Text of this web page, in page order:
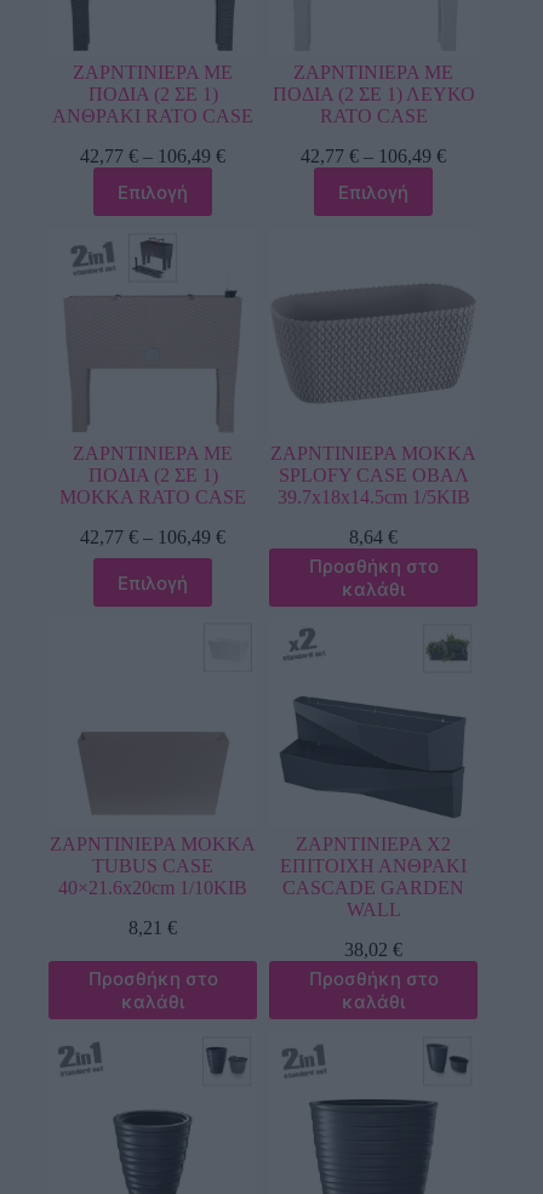
ΖΑΡΝΤΙΝΙΕΡΑ ΜΕ
ΠΟΔΙΑ (2 ΣΕ 1)
ΑΝΘΡΑΚΙ RATO CASE
42,77€ – 106,49€
Επιλογή
ΖΑΡΝΤΙΝΙΕΡΑ ΜΕ
ΠΟΔΙΑ (2 ΣΕ 1) ΛΕΥΚΟ
RATO CASE
42,77€ – 106,49€
Επιλογή
ΖΑΡΝΤΙΝΙΕΡΑ ΜΕ
ΠΟΔΙΑ (2 ΣΕ 1)
ΜΟΚΚΑ RATO CASE
42,77€ – 106,49€
Επιλογή
ΖΑΡΝΤΙΝΙΕΡΑ ΜΟΚΚΑ
SPLOFY CASE ΟΒΑΛ
39.7x18x14.5cm 1/5ΚΙΒ
8,64€
Προσθήκη στο
καλάθι
ΖΑΡΝΤΙΝΙΕΡΑ ΜΟΚΚΑ
TUBUS CASE
40×21.6x20cm 1/10KIB
8,21€
Προσθήκη στο
καλάθι
ΖΑΡΝΤΙΝΙΕΡΑ Χ2
ΕΠΙΤΟΙΧΗ ΑΝΘΡΑΚΙ
CASCADE GARDEN
WALL
38,02€
Προσθήκη στο
καλάθι